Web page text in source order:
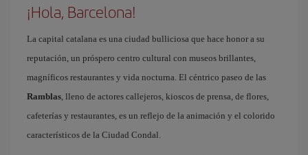
¡Hola, Barcelona!
La capital catalana es una ciudad bulliciosa que hace honor a su
reputación, un próspero centro cultural con museos brillantes,
magníficos restaurantes y vida nocturna. El céntrico paseo de las
Ramblas, lleno de actores callejeros, kioscos de prensa, de flores,
cafeterías y restaurantes, es un reflejo de la animación y el colorido
característicos de la Ciudad Condal.